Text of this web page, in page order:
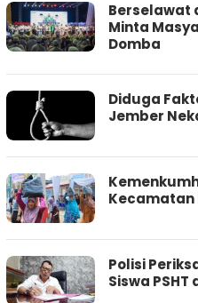
Berselawat
Minta
Domba
Diduga
Jember
Kecamatan
Polisi
Siswa PSHT